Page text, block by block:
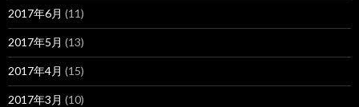
2017年6月 (11)
2017年5月 (13)
2017年4月 (15)
2017年3月 (10)